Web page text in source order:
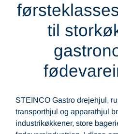
til
STEINCO Gastro drejehjul,
transporthjul og apparathjul
industrikøkkener, store